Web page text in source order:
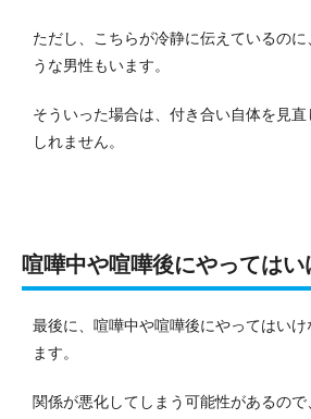
ただし、こちらが冷静に伝えているのに
うな男性もいます。
そういった場合は、付き合い自体を見
しれません。
喧嘩中や喧嘩後にやっては
最後に、喧嘩中や喧嘩後にやってはい
ます。
関係が悪化してしまう可能性があるの